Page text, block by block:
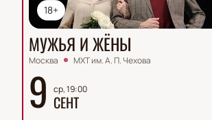
18+
МУЖЬЯ И ЖЁНЫ
Москва МХТ им. А. П. Чехова
9 ср, 19:00
СЕНТ